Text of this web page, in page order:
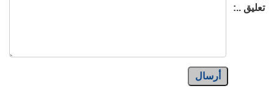
تعليق ..:
أرسال